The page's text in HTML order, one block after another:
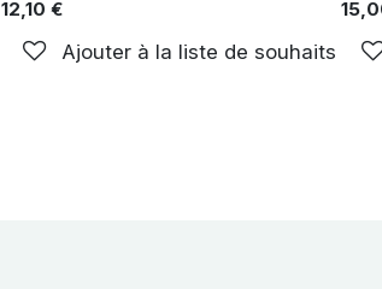
12,10 €
Ajouter à la liste de souhaits